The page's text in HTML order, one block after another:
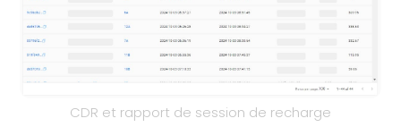
CDR et rapport de session de recharge